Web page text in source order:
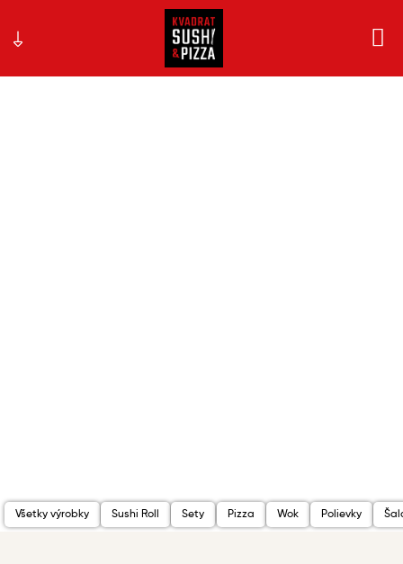
Všetky výrobky Sushi Roll Sety Pizza Wok Polievky